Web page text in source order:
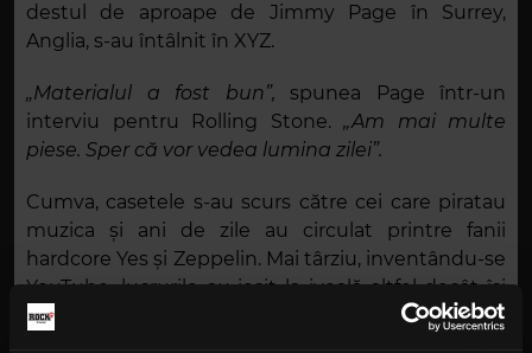
destul de aproape de Jimmy Page în Surrey,
Anglia, s-au întâlnit în XYZ.
„Materialul a fost bun”, spunea Page într-un
interviu pentru Rolling Stone.„Am mai multe
piese. Sper că vor vedea lumina zilei”.
Cumva, casetele s-au scurs către cei care piratau
muzica și ani de zile au circulat printre fanii
hardcore Yes și Zeppelin. Mai târziu, inventându-se
YouTube, lucrurile au ieșit la iveală altfel decât își
propusese Page.